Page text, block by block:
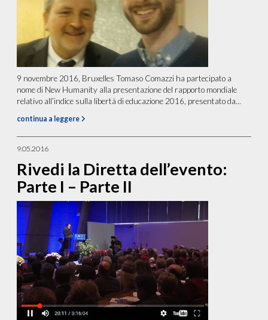
9 novembre 2016, Bruxelles Tomaso Comazzi ha partecipato a
nome di New Humanity alla presentazione del rapporto mondiale
relativo all’indice sulla libertà di educazione 2016, presentato da...
continua a leggere
9.05.2016
Rivedi la Diretta dell’evento:
Parte I – Parte II